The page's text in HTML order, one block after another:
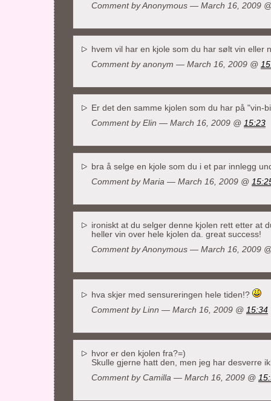
Comment by Anonymous — March 16, 2009
hvem vil har en kjole som du har sølt vin eller
Comment by anonym — March 16, 2009 @
Er det den samme kjolen som du har på "vin-
Comment by Elin — March 16, 2009 @ 15:23
bra å selge en kjole som du i et par innlegg
Comment by Maria — March 16, 2009 @
ironiskt at du selger denne kjolen rett etter at
heller vin over hele kjolen da. great success!
Comment by Anonymous — March 16, 2009
hva skjer med sensureringen hele tiden!?
Comment by Linn — March 16, 2009 @ 15:34
hvor er den kjolen fra?=)
Skulle gjerne hatt den, men jeg har desverre
Comment by Camilla — March 16, 2009 @